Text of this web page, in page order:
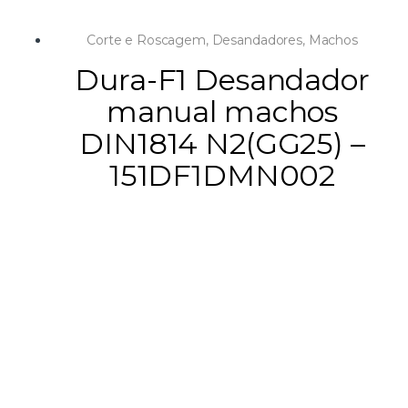
Corte e Roscagem, Desandadores, Machos
Dura-F1 Desandador
manual machos
DIN1814 N2(GG25) –
151DF1DMN002